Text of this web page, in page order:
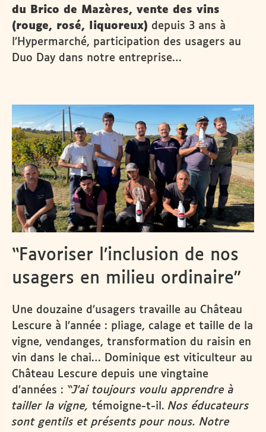
du Brico de Mazères, vente des vins
(rouge, rosé, liquoreux) depuis 3 ans à
l’Hypermarché, participation des usagers au
Duo Day dans notre entreprise…
“Favoriser l’inclusion de nos
usagers en milieu ordinaire”
Une douzaine d’usagers travaille au Château
Lescure à l’année : pliage, calage et taille de la
vigne, vendanges, transformation du raisin en
vin dans le chai… Dominique est viticulteur au
Château Lescure depuis une vingtaine
d’années : “J’ai toujours voulu apprendre à
tailler la vigne, témoigne-t-il. Nos éducateurs
sont gentils et présents pour nous. Notre